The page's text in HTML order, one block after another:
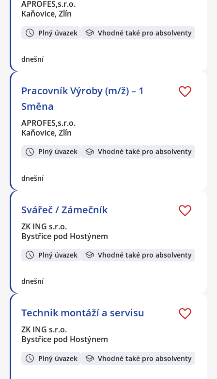
APROFES,s.r.o.
Kaňovice, Zlín
Plný úvazek Vhodné také pro absolventy
dnešní
Pracovník Výroby (m/ž) – 1
Směna
APROFES,s.r.o.
Kaňovice, Zlín
Plný úvazek Vhodné také pro absolventy
dnešní
Svářeč / Zámečník
ZK ING s.r.o.
Bystřice pod Hostýnem
Plný úvazek Vhodné také pro absolventy
dnešní
Technik montáží a servisu
ZK ING s.r.o.
Bystřice pod Hostýnem
Plný úvazek Vhodné také pro absolventy